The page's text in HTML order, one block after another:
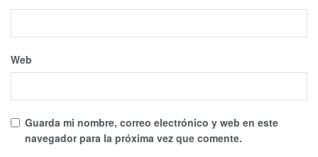
Web
Guarda mi nombre, correo electrónico y web en este
navegador para la próxima vez que comente.